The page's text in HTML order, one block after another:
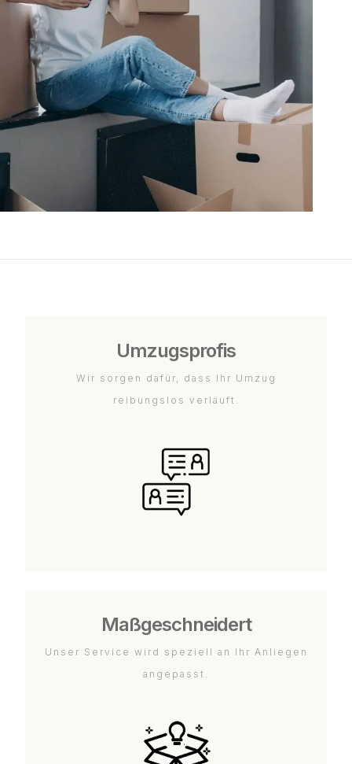
Umzugsprofis
Wir sorgen dafür, dass Ihr Umzug
reibungslos verläuft.
Maßgeschneidert
Unser Service wird speziell an Ihr Anliegen
angepasst.